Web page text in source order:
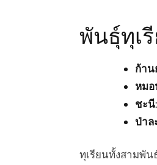
พันธุ์ทุเ
ก้าน
หมอ
ชะนี
ป่าล
ทุเรียนทั้งสามพัน